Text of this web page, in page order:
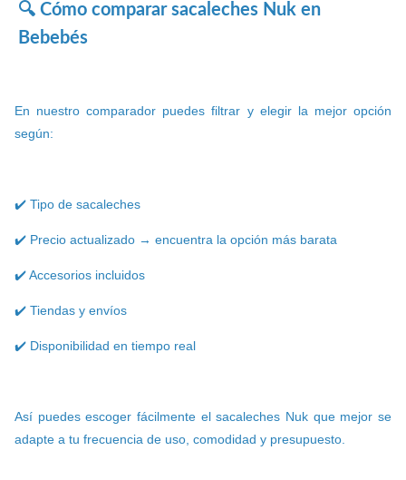
🔍 Cómo comparar sacaleches Nuk en
Bebebés
En nuestro comparador puedes filtrar y elegir la mejor opción
según:
✔️ Tipo de sacaleches
✔️ Precio actualizado → encuentra la opción más barata
✔️ Accesorios incluidos
✔️ Tiendas y envíos
✔️ Disponibilidad en tiempo real
Así puedes escoger fácilmente el sacaleches Nuk que mejor se
adapte a tu frecuencia de uso, comodidad y presupuesto.